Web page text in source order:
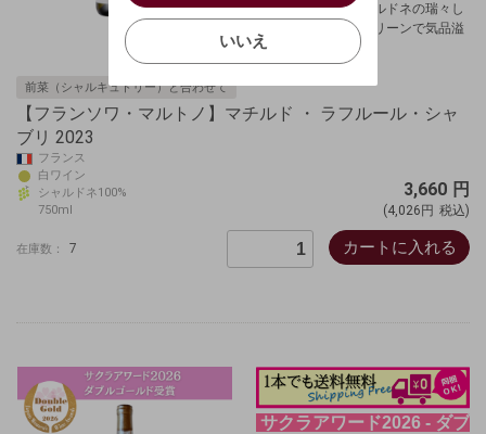
いミネラルと、シャルドネの瑞々し
い果実味。極めてクリーンで気品溢
れるシャブリです。
前菜（シャルキュトリー）と合わせて
【フランソワ・マルトノ】マチルド ・ ラフルール・シャ
ブリ 2023
フランス
白ワイン
シャルドネ100%
750ml
3,660 円
(4,026円 税込)
在庫数： 7 カートに入れる
サクラアワード2026 - ダブ
いいえ
確認する